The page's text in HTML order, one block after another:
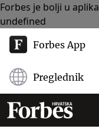
Forbes je bolji u
undefined
Forbes App
Preglednik